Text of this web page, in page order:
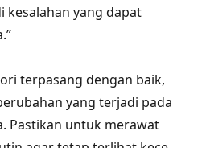
kesalahan yang dapat
terpasang dengan baik,
yang terjadi pada
Pastikan untuk merawat